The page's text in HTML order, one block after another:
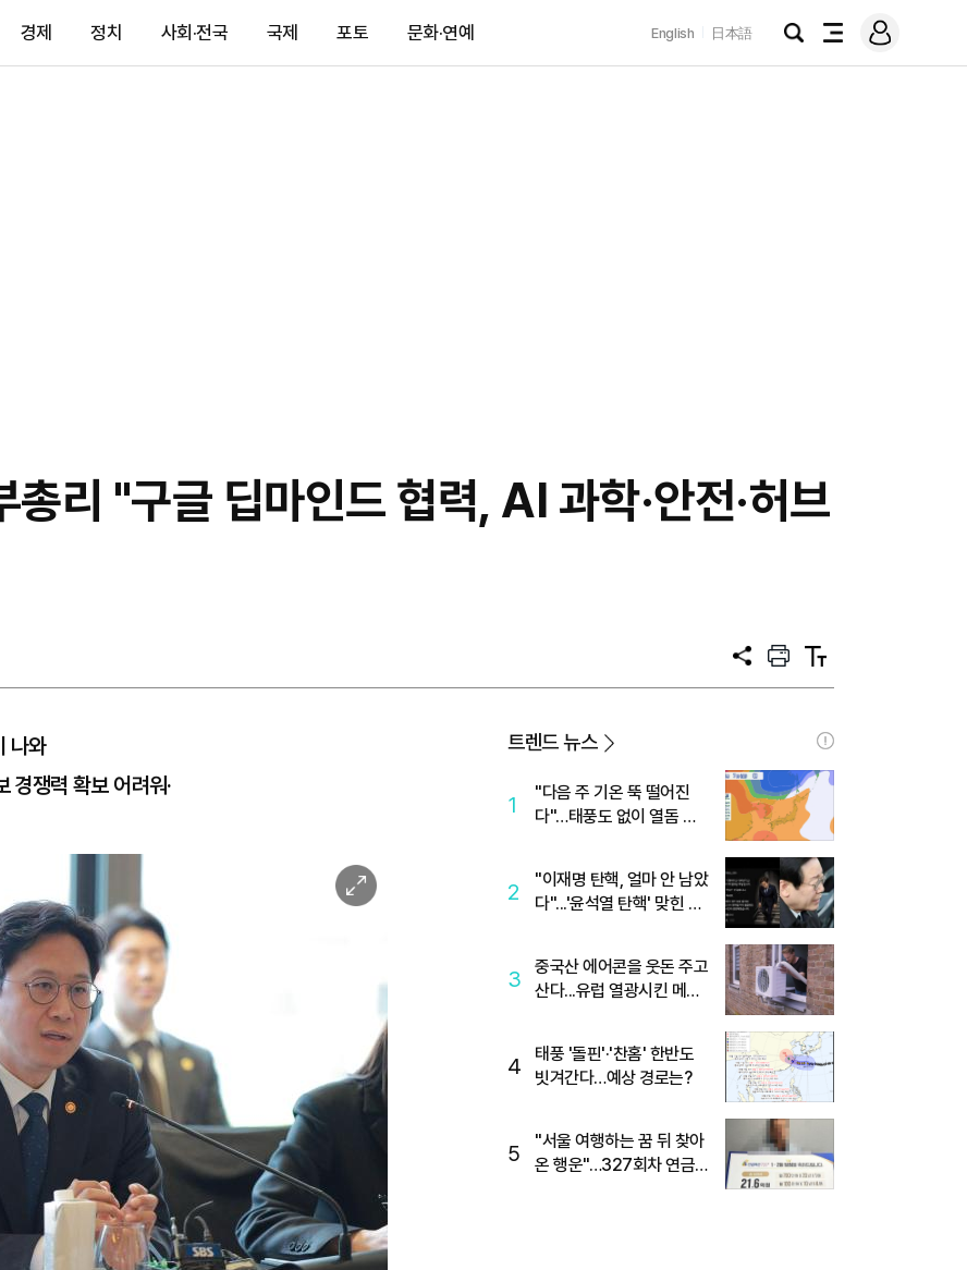
경제 정치 사회·전국 국제 포토 문화·연예 English 日本語
검
전
메
그
리 "구글 딥마인드 협력, AI 과학·안전·허브
공
프
트
텍
트
나와
경쟁력 확보 어려워·
이
미
트렌드 뉴스
1
"다음 주 기온 뚝 떨어진
다"…태풍도 없이 열돔 박
2
"이재명 탄핵, 얼마 안 남았
다"...'윤석열 탄핵' 맞힌 무
3
중국산 에어콘을 웃돈 주고
산다...유럽 열광시킨 메이
4
태풍 '돌핀'·'찬홈' 한반도
빗겨간다…예상 경로는?
5
"서울 여행하는 꿈 뒤 찾아
온 행운"…327회차 연금